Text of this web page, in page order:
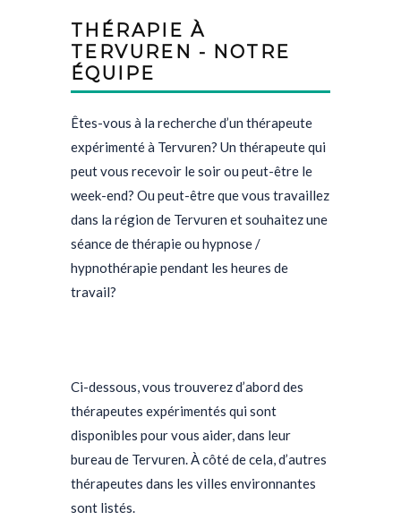
THÉRAPIE À
TERVUREN - NOTRE
ÉQUIPE
Êtes-vous à la recherche d’un thérapeute
expérimenté à Tervuren? Un thérapeute qui
peut vous recevoir le soir ou peut-être le
week-end? Ou peut-être que vous travaillez
dans la région de Tervuren et souhaitez une
séance de thérapie ou hypnose /
hypnothérapie pendant les heures de
travail?
Ci-dessous, vous trouverez d’abord des
thérapeutes expérimentés qui sont
disponibles pour vous aider, dans leur
bureau de Tervuren. À côté de cela, d’autres
thérapeutes dans les villes environnantes
sont listés.